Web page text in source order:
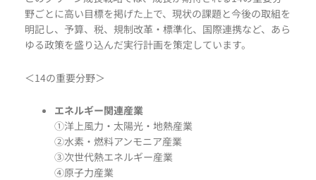
野ごとに高い目標を掲げた上で、現状の課題と今後の取組を
明記し、予算、税、規制改革・標準化、国際連携など、あら
ゆる政策を盛り込んだ実行計画を策定しています。
＜14の重要分野＞
エネルギー関連産業
①洋上風力・太陽光・地熱産業
②水素・燃料アンモニア産業
③次世代熱エネルギー産業
④原子力産業